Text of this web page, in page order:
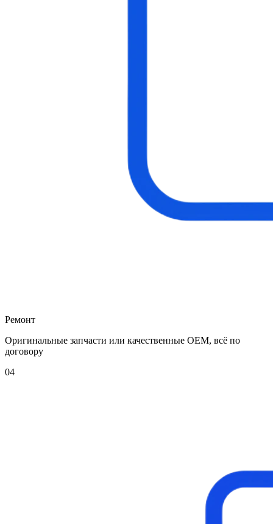
Ремонт
Оригинальные запчасти или качественные OEM, всё по
договору
04